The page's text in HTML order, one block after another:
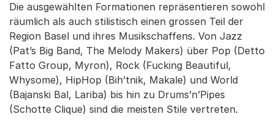
Die ausgewählten Formationen repräsentieren sowohl
räumlich als auch stilistisch einen grossen Teil der
Region Basel und ihres Musikschaffens. Von Jazz
(Pat’s Big Band, The Melody Makers) über Pop (Detto
Fatto Group, Myron), Rock (Fucking Beautiful,
Whysome), HipHop (Bih’tnik, Makale) und World
(Bajanski Bal, Lariba) bis hin zu Drums’n’Pipes
(Schotte Clique) sind die meisten Stile vertreten.